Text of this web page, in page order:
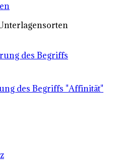
des Begriffs
des Begriffs "Affinität"